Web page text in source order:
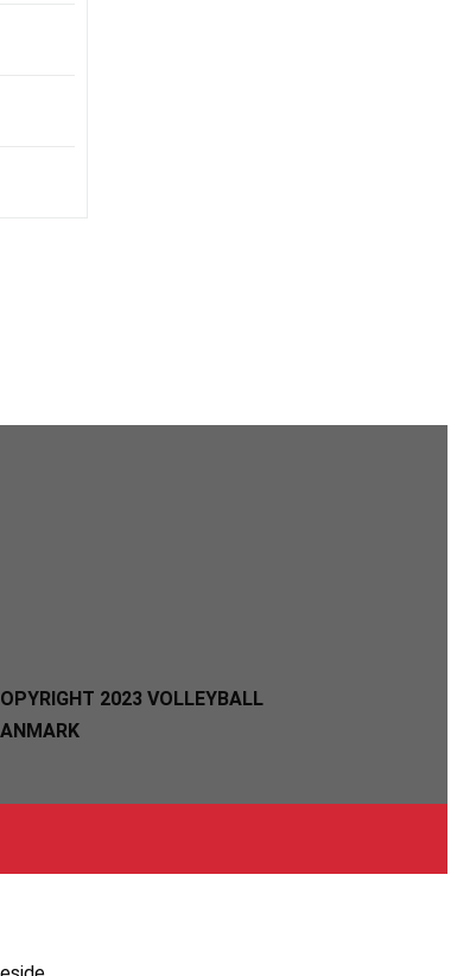
2023 VOLLEYBALL